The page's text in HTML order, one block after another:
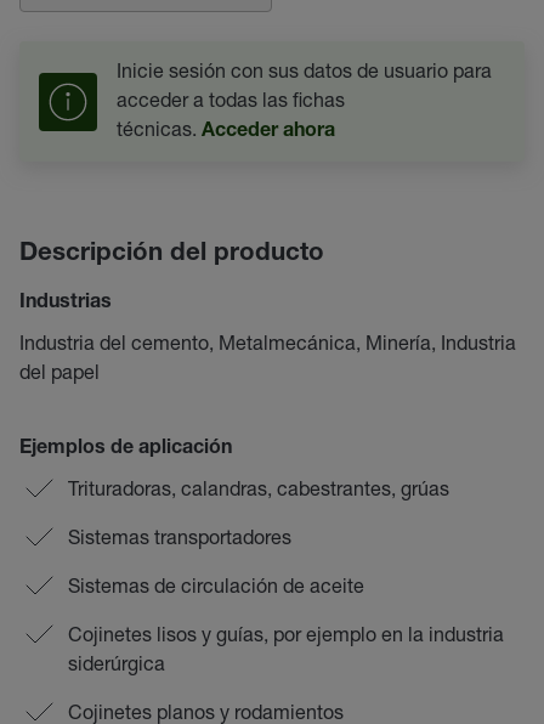
Inicie sesión con sus datos de usuario para
acceder a todas las fichas
técnicas. Acceder ahora
Descripción del producto
Industrias
Industria del cemento, Metalmecánica, Minería, Industria
del papel
Ejemplos de aplicación
Trituradoras, calandras, cabestrantes, grúas
Sistemas transportadores
Sistemas de circulación de aceite
Cojinetes lisos y guías, por ejemplo en la industria
siderúrgica
Cojinetes planos y rodamientos